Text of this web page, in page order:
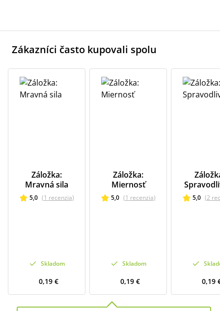
Zákazníci často kupovali spolu
Záložka:
Mravná sila
5,0 (1 recenzia)
Skladom
0,19 €
Záložka:
Miernosť
5,0 (1 recenzia)
Skladom
0,19 €
5,0 (2
0,19